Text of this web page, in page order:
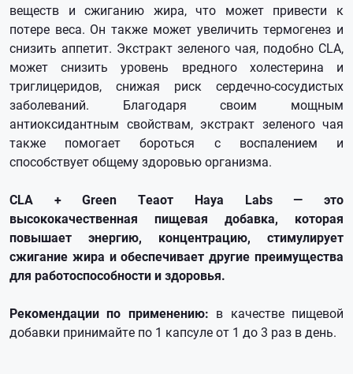
веществ и сжиганию жира, что может привести к
потере веса. Он также может увеличить термогенез и
снизить аппетит. Экстракт зеленого чая, подобно CLA,
может снизить уровень вредного холестерина и
триглицеридов, снижая риск сердечно-сосудистых
заболеваний. Благодаря своим мощным
антиоксидантным свойствам, экстракт зеленого чая
также помогает бороться с воспалением и
способствует общему здоровью организма.
CLA + Green Teaот Haya Labs — это
высококачественная пищевая добавка, которая
повышает энергию, концентрацию, стимулирует
сжигание жира и обеспечивает другие преимущества
для работоспособности и здоровья.
Рекомендации по применению: в качестве пищевой
добавки принимайте по 1 капсуле от 1 до 3 раз в день.